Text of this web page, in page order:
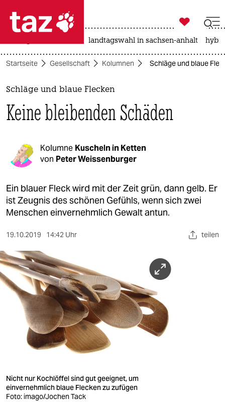
 taz zahl ich
taz zahl ich
themen
politik
gesellschaft
kultur
sport
nord
wahrheit
verlag
verlag
veranstaltungen
unterstützen

taz zahl ich
landtagswahl in sachsen-anhalt
Startseite Gesellschaft Kolumnen Schläge und blaue
Schläge und blaue Flecken
Keine bleibenden Schäden
Kolumne Kuscheln in Ketten
von Peter Weissenburger
Ein blauer Fleck wird mit der Zeit grün, dann gelb. Er
ist Zeugnis des schönen Gefühls, wenn sich zwei
Menschen einvernehmlich Gewalt antun.
19.10.2019 14:42 Uhr teilen
Nicht nur Kochlöffel sind gut geeignet, um
einvernehmlich blaue Flecken zu zufügen
Foto: imago/Jochen Tack